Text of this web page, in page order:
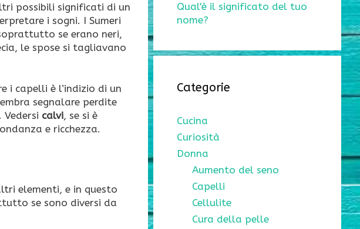
possibili significati di un
i sogni. I Sumeri
se erano neri,
le spose si tagliavano
capelli è l’indizio di un
segnalare perdite
calvi, se si è
e ricchezza.
elementi, e in questo
se sono diversi da
Qual'è il significato del tuo
nome?
Categorie
Cucina
Curiosità
Donna
Aumento del seno
Capelli
Cellulite
Cura della pelle